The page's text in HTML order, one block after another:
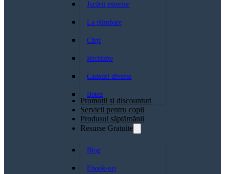
Jucării exterior
La plimbare
Cărți
Rechizite
Cadouri diverse
Botez
Promoții și discounturi
Servicii pentru copii
Produsul săptămănii
Resurse Gratuite
Blog
Ebook-uri